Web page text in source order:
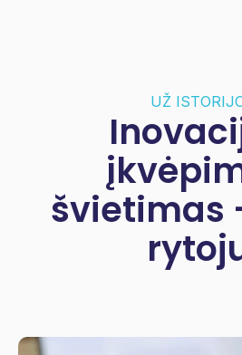
UŽ
švietimas